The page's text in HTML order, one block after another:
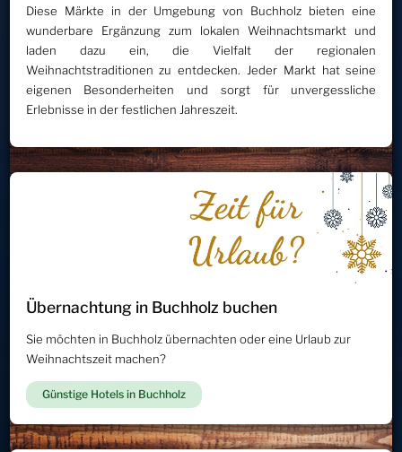
Diese Märkte in der Umgebung von Buchholz bieten eine
wunderbare Ergänzung zum lokalen Weihnachtsmarkt und
laden dazu ein, die Vielfalt der regionalen
Weihnachtstraditionen zu entdecken. Jeder Markt hat seine
eigenen Besonderheiten und sorgt für unvergessliche
Erlebnisse in der festlichen Jahreszeit.
Übernachtung in Buchholz buchen
Sie möchten in Buchholz übernachten oder eine Urlaub zur
Weihnachtszeit machen?
Günstige Hotels in Buchholz